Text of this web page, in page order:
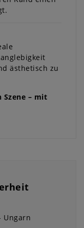
ästhetisch zu
– mit
Ungarn